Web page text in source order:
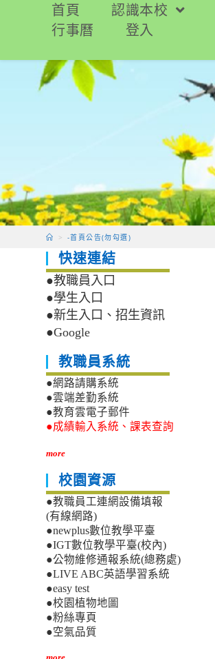
要
首頁 認識本校
行事曆
登入
> -首頁公告(勿勾選)
快速連結
●教職員入口
●學生入口
●新生入口、招生資訊
●Google
教職員系統
●網路請購系統
●雲端差勤系統
●教育雲電子郵件
●成績輸入系統、課表查詢
more
校園資源
●教職員工連網設備填報
(有線網路)
●newplus數位教學平臺
●IGT數位教學平臺(校內)
●公物維修通報系統(總務處)
●LIVE ABC英語學習系統
●easy test
●校園植物地圖
●粉絲專頁
●空氣品質